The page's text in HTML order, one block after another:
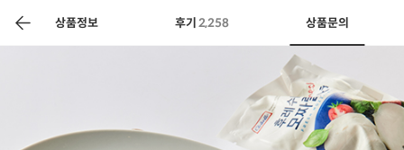
상품정보 후기 2,258 상품문의